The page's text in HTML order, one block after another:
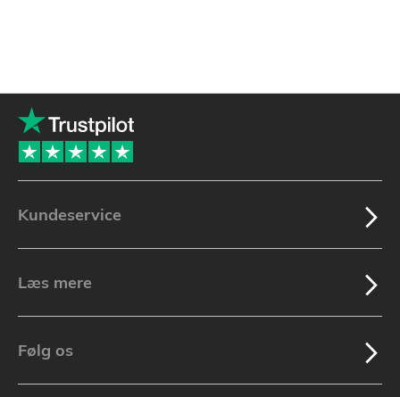
Kundeservice
Læs mere
Følg os